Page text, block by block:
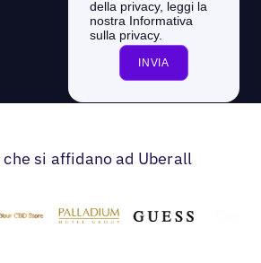
si affidano ad Uberall